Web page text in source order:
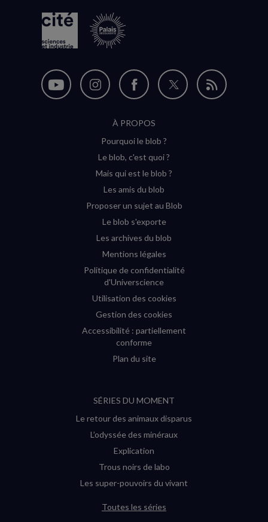
Nous
Nous
Instagram
(nouvelle
Nous
sur
Facebook
(nouvelle
Nous
Flux
À PROPOS
Pourquoi le blob ?
Le blob, c'est quoi ?
Mais qui est le blob ?
Les amis du blob
Proposer un sujet au Blob
Le blob s'exporte
Les archives du blob
Mentions légales
Politique de confidentialité
d'Universcience
Utilisation des cookies
Gestion des cookies
Accessibilité : partiellement
conforme
Plan du site
SÉRIES DU MOMENT
Le retour des animaux disparus
L’odyssée des minéraux
Explication
Trous noirs de labo
Les super-pouvoirs du vivant
Toutes les séries